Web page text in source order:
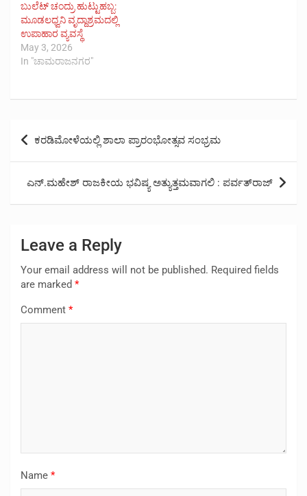
ಬುಲೆಟ್ ಚಂದ್ರು ಹುಟ್ಟುಹಬ್ಬ:
ಮೂಡಲಧ್ವನಿ ವೃದ್ದಾಶ್ರಮದಲ್ಲಿ
ಉಪಾಹಾರ ವ್ಯವಸ್ಥೆ
May 3, 2026
In "ಚಾಮರಾಜನಗರ"
Post
navigation
ಕರಡಿಮೋಳೆಯಲ್ಲಿ ಶಾಲಾ ಪ್ರಾರಂಭೋತ್ಸವ ಸಂಭ್ರಮ
ಎನ್.ಮಹೇಶ್ ರಾಜಕೀಯ ಭವಿಷ್ಯ ಅತ್ಯುತ್ತಮವಾಗಲಿ : ಪರ್ವತ್‌ರಾಜ್
Leave a Reply
Your email address will not be published. Required fields
are marked *
Comment *
Name *